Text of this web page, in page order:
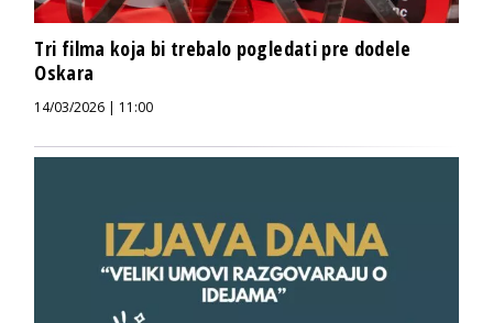
Tri filma koja bi trebalo pogledati pre dodele
Oskara
14/03/2026 | 11:00